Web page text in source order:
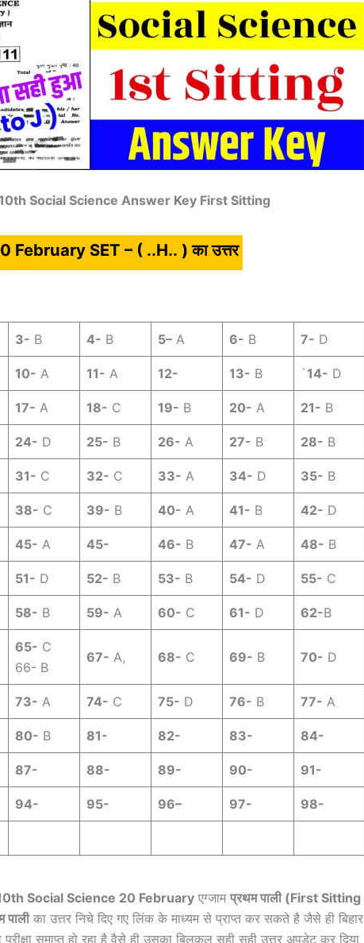
Social Science Answer Key First Sitting
February SET – ( ..H.. ) का उत्तर
3- B 4- B 5– A 6- B 7- D
10- A 11- A 12- 13- B `14- D
17- A 18- C 19- B 20- A 21- B
24- D 25- B 26- A 27- B 28- B
31- C 32- C 33- A 34- D 35- B
38- C 39- B 40- A 41- B 42- D
45- A 45- 46- B 47- A 48- B
51- D 52- B 53- B 54- D 55- C
58- B 59- A 60- C 61- D 62-B
65- C
66- B
67- A, 68- C 69- B 70- D
73- A 74- C 75- D 76- B 77- A
80- B 81- 82- 83- 84-
87- 88- 89- 90- 91-
94- 95- 96– 97- 98-
Social Science 20 February एग्जाम प्रथम पाली (First Sitting
पालीका उत्तर निचे दिए गए लिंक के माध्यम से प्राप्त कर सकते है जैसे ही बिहार
परीक्षा समाप्त हो रहा है वैसे ही उसका बिलकुल सही सही उत्तर अपडेट कर दिया